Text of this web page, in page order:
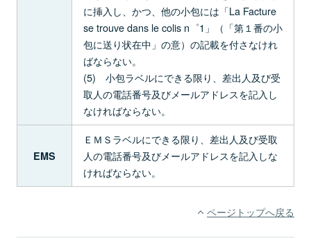
に挿入し、かつ、他の小包には「La Facture
se trouve dans le colis n゜1」（「第１番の小
包に送り状在中」の意）の記載を付さなけれ
ばならない。
(5) 小包ラベルにできる限り、差出人及び受
取人の電話番号及びメールアドレスを記入し
なければならない。
EMS
ＥＭＳラベルにできる限り、差出人及び受取
人の電話番号及びメールアドレスを記入しな
ければならない。
ページトップへ戻る